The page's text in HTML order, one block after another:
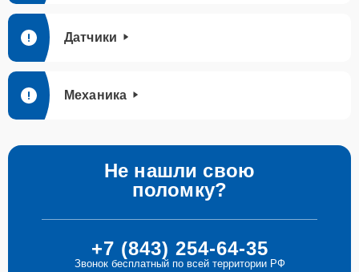
Датчики
Механика
Не нашли свою
поломку?
+7 (843) 254-64-35
Звонок бесплатный по всей территории РФ